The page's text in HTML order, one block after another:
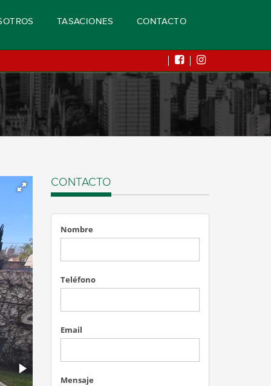
TASACIONES CONTACTO
CONTACTO
Nombre
Teléfono
Email
Mensaje